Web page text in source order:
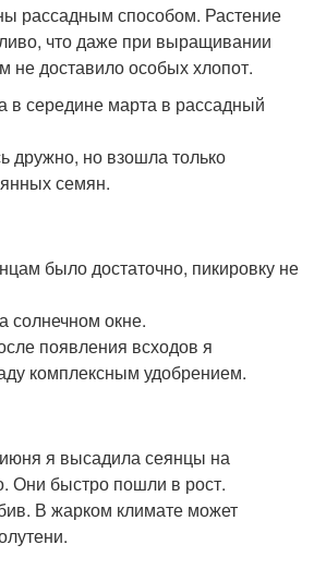
рассадным способом. Растение
что даже при выращивании
не доставило особых хлопот.
в середине марта в рассадный
дружно, но взошла только
семян.
было достаточно, пикировку не
солнечном окне.
появления всходов я
комплексным удобрением.
я высадила сеянцы на
Они быстро пошли в рост.
В жарком климате может